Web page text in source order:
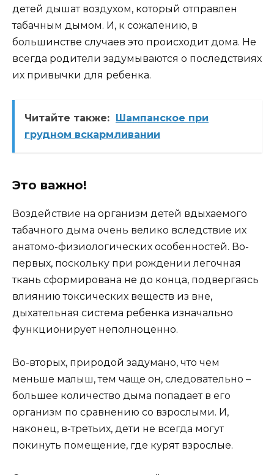
детей дышат воздухом, который отправлен
табачным дымом. И, к сожалению, в
большинстве случаев это происходит дома. Не
всегда родители задумываются о последствиях
их привычки для ребенка.
Читайте также: Шампанское при
грудном вскармливании
Это важно!
Воздействие на организм детей вдыхаемого
табачного дыма очень велико вследствие их
анатомо-физиологических особенностей. Во-
первых, поскольку при рождении легочная
ткань сформирована не до конца, подвергаясь
влиянию токсических веществ из вне,
дыхательная система ребенка изначально
функционирует неполноценно.
Во-вторых, природой задумано, что чем
меньше малыш, тем чаще он, следовательно –
большее количество дыма попадает в его
организм по сравнению со взрослыми. И,
наконец, в-третьих, дети не всегда могут
покинуть помещение, где курят взрослые.